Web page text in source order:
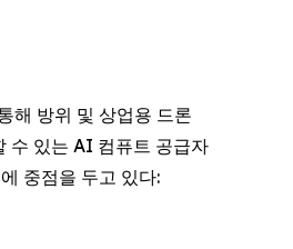
해 방위 및 상업용 드론
수 있는 AI 컴퓨트 공급자
중점을 두고 있다: